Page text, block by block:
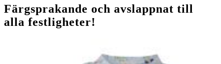
Färgsprakande och avslappnat till
alla festligheter!